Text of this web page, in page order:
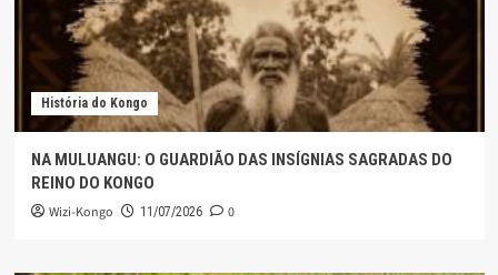
História do Kongo
NA MULUANGU: O GUARDIÃO DAS INSÍGNIAS SAGRADAS DO
REINO DO KONGO
Wizi-Kongo 11/07/2026 0